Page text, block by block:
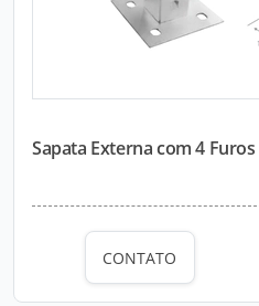
Sapata Externa com 4 Furos
CONTATO